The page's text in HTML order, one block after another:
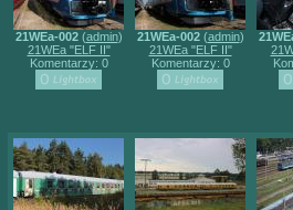
21WEa-002(admin)
21WEa "ELF II"
Komentarzy: 0
21WEa-002(admin)
21WEa "ELF II"
Komentarzy: 0